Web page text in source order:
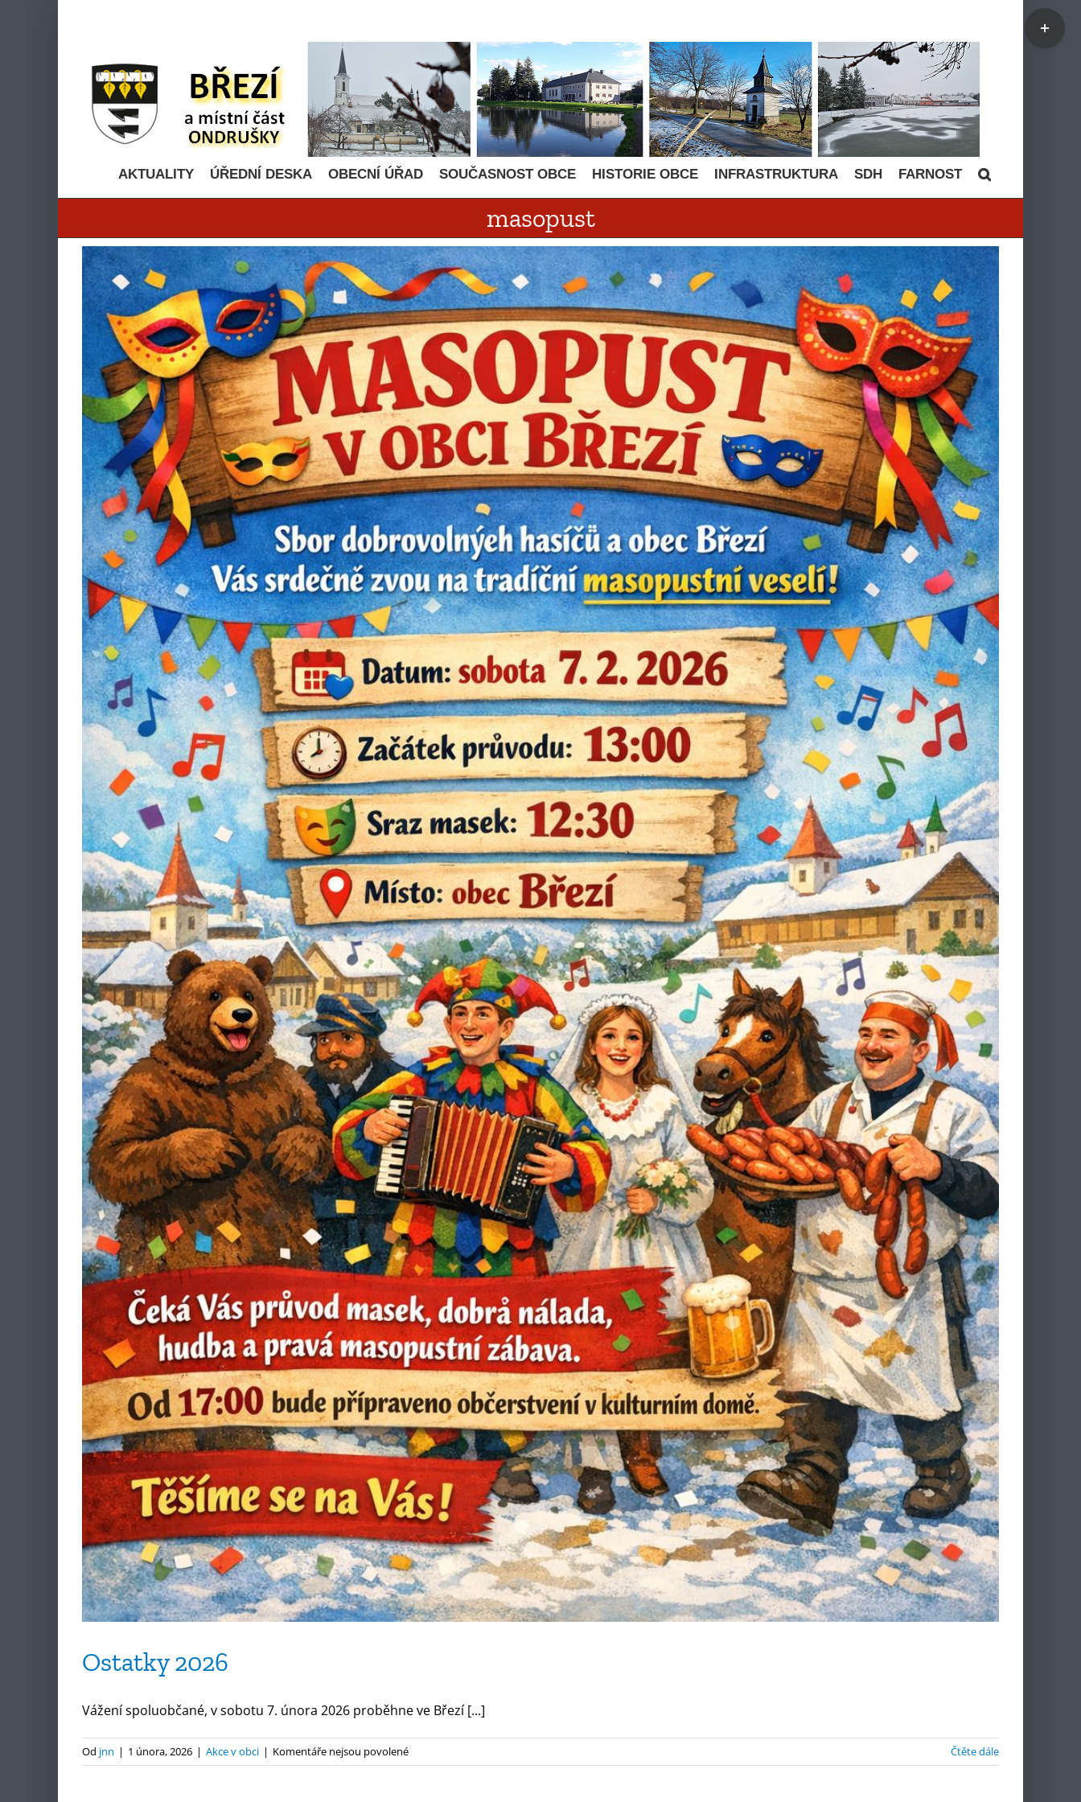
AKTUALITY ÚŘEDNÍ DESKA OBECNÍ ÚŘAD SOUČASNOST OBCE HISTORIE OBCE INFRASTRUKTURA SDH FARNOST
masopust
Ostatky 2026
Vážení spoluobčané, v sobotu 7. února 2026 proběhne ve Březí [...]
Od jnn | 1 února, 2026 | Akce v obci | Komentáře nejsou povolenéu
textu
Čtěte dále
Toggle
Sliding